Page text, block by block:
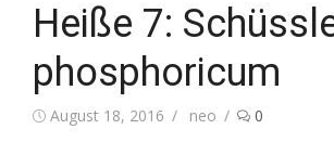
Heiße 7:
phosphoricum
Posted
August 18, 2016 Author
neo 0